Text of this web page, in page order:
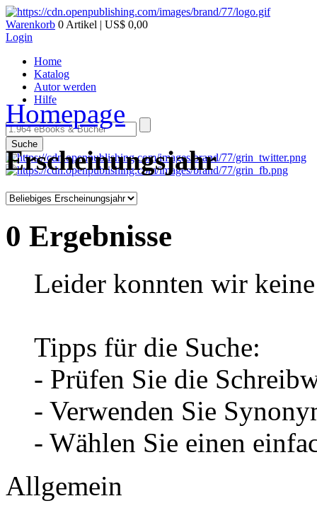
Warenkorb 0 Artikel | US$ 0,00
Login
Home
Katalog
Autor werden
Hilfe
Suche
Homepage
Erscheinungsjahr
0 Ergebnisse
Leider konnten wir
Tipps für die Suche:
- Prüfen Sie die
- Verwenden Sie
- Wählen Sie einen
Allgemein